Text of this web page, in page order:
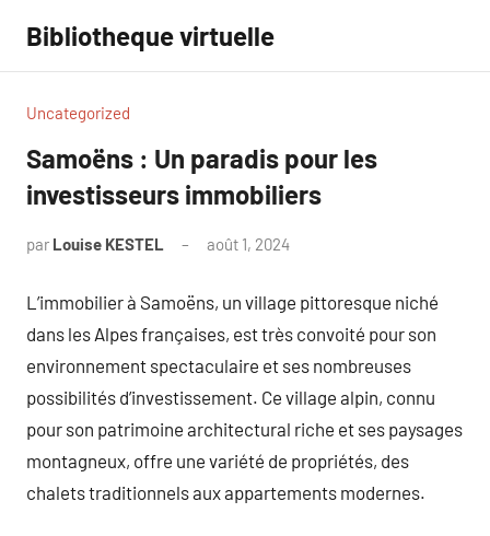
contenu
Bibliotheque virtuelle
Uncategorized
Samoëns : Un paradis pour les
investisseurs immobiliers
par Louise KESTEL août 1, 2024
L’immobilier à Samoëns, un village pittoresque niché
dans les Alpes françaises, est très convoité pour son
environnement spectaculaire et ses nombreuses
possibilités d’investissement. Ce village alpin, connu
pour son patrimoine architectural riche et ses paysages
montagneux, offre une variété de propriétés, des
chalets traditionnels aux appartements modernes.